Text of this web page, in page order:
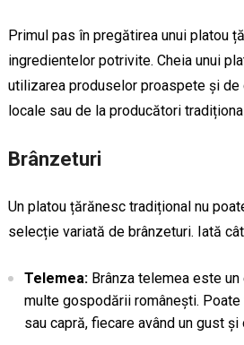
Primul pas în pregătirea unui platou
ingredientelor potrivite. Cheia unui
utilizarea produselor proaspete și de
locale sau de la producători
Brânzeturi
Un platou țărănesc tradițional nu
selecție variată de brânzeturi. Iată
Telemea:Brânza telemea este
multe gospodării românești.
sau capră, fiecare având un gust